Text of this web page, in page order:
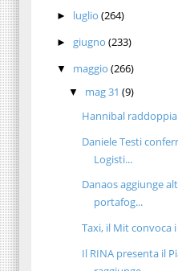
► luglio (264)
► giugno (233)
▼ maggio (266)
▼ mag 31(9)
Hannibal raddoppia
Daniele Testi
Logisti...
Danaos aggiunge
portafog...
Taxi, il Mit convoca
Il RINA presenta il